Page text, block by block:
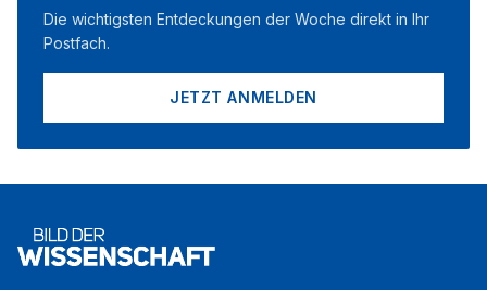
Die wichtigsten Entdeckungen der Woche direkt in Ihr
Postfach.
JETZT ANMELDEN